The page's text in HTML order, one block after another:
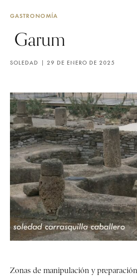
GASTRONOMÍA
Garum
SOLEDAD 29 DE ENERO DE 2025
Zonas de manipulación y